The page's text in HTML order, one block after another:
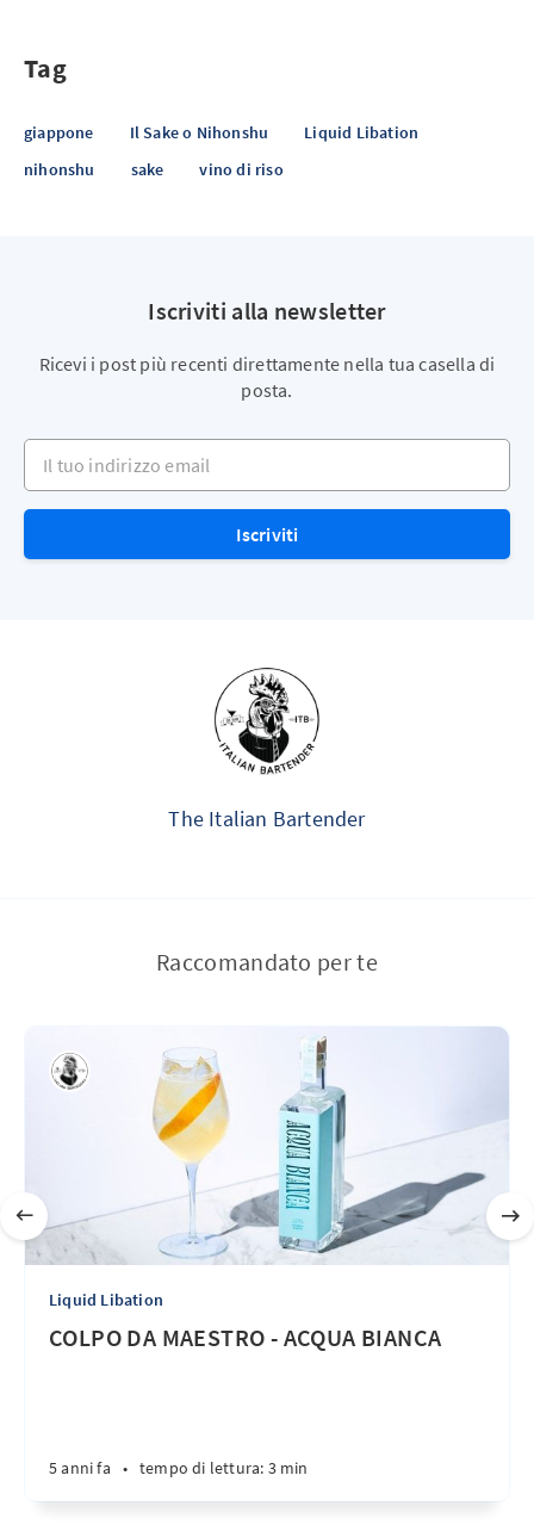
Tag
giappone Il Sake o Nihonshu
Liquid Libation
nihonshu
sake vino di riso
Iscriviti alla newsletter
Ricevi i post più recenti direttamente nella tua casella di
posta.
Il tuo indirizzo email
Iscriviti
The Italian Bartender
Raccomandato per te
Liquid Libation
COLPO DA MAESTRO - ACQUA BIANCA
5 anni fa • tempo di lettura: 3 min